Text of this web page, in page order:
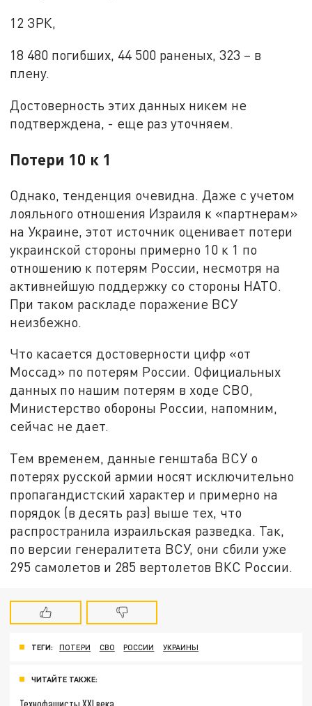
12 ЗРК,
18 480 погибших, 44 500 раненых, 323 – в
плену.
Достоверность этих данных никем не
подтверждена, - еще раз уточняем.
Потери 10 к 1
Однако, тенденция очевидна. Даже с учетом
лояльного отношения Израиля к «партнерам»
на Украине, этот источник оценивает потери
украинской стороны примерно 10 к 1 по
отношению к потерям России, несмотря на
активнейшую поддержку со стороны НАТО.
При таком раскладе поражение ВСУ
неизбежно.
Что касается достоверности цифр «от
Моссад» по потерям России. Официальных
данных по нашим потерям в ходе СВО,
Министерство обороны России, напомним,
сейчас не дает.
Тем временем, данные генштаба ВСУ о
потерях русской армии носят исключительно
пропагандистский характер и примерно на
порядок (в десять раз) выше тех, что
распространила израильская разведка. Так,
по версии генералитета ВСУ, они сбили уже
295 самолетов и 285 вертолетов ВКС России.
ТЕГИ: ПОТЕРИ СВО РОССИИ УКРАИНЫ
ЧИТАЙТЕ ТАКЖЕ: